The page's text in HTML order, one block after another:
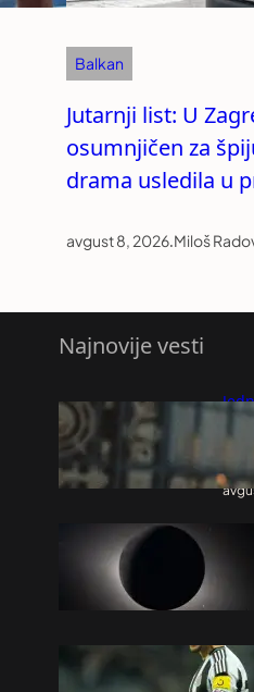
Balkan
Jutarnji list: U
osumnjičen za
drama usledila u
avgust 8, 2026.Miloš
Najnovije vesti